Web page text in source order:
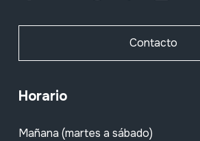
Contacto
Horario
Mañana (martes a sábado)